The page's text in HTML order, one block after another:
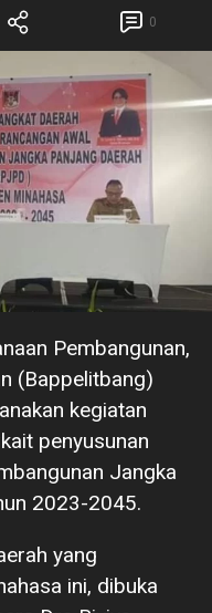
0
Pembangunan,
(Bappelitbang)
kegiatan
penyusunan
Jangka
2023-2045.
yang
ini, dibuka